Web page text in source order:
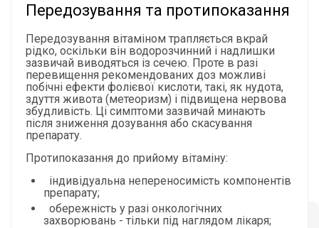
Передозування та протипоказання
Передозування вітаміном трапляється вкрай
рідко, оскільки він водорозчинний і надлишки
зазвичай виводяться із сечею. Проте в разі
перевищення рекомендованих доз можливі
побічні ефекти фолієвої кислоти, такі, як нудота,
здуття живота (метеоризм) і підвищена нервова
збудливість. Ці симптоми зазвичай минають
після зниження дозування або скасування
препарату.
Протипоказання до прийому вітаміну:
індивідуальна непереносимість компонентів
препарату;
обережність у разі онкологічних
захворювань - тільки під наглядом лікаря;